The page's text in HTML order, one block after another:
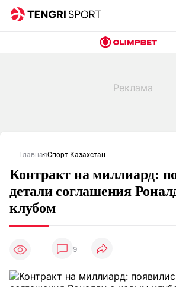
ГлавнаяСпорт Казахстан
Контракт на миллиард:
детали соглашения
клубом
9